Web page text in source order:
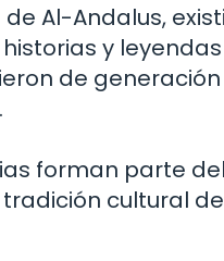
de Al-Andalus,
y
de
forman parte del
cultural